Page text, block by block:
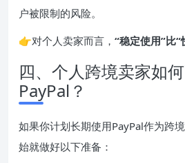
户被限制的风险。
👉对个人卖家而言， “稳定使用”比
四、个人跨境卖家如
PayPal？
如果你计划长期使用PayPal作为跨
始就做好以下准备：